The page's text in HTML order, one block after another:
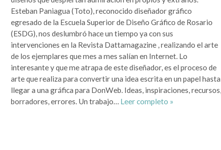
que se lo mire, era un mundo más sencillo y más redondo, donde todo quedaba lejos y la demora en
la llegada de la información era grande. Por si fuera poco, hasta mis...
Leer completa...
SEGUIME
Esteban Paniagua (Toto), reconocido diseñador gráfico
egresado de la Escuela Superior de Diseño Gráfico de Rosario
(ESDG), nos deslumbró hace un tiempo ya con sus
intervenciones en la Revista Dattamagazine , realizando el arte
de los ejemplares que mes a mes salían en Internet. Lo
interesante y que me atrapa de este diseñador, es el proceso de
arte que realiza para convertir una idea escrita en un papel hasta
llegar a una gráfica para DonWeb. Ideas, inspiraciones,
borradores, errores. Un trabajo… Leer completo »